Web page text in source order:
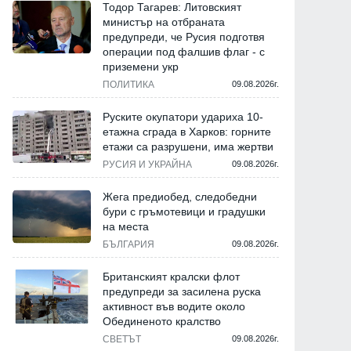
Тодор Тагарев: Литовският
министър на отбраната
предупреди, че Русия подготвя
операции под фалшив флаг - с
приземени укр
ПОЛИТИКА 09.08.2026г.
Руските окупатори удариха 10-
етажна сграда в Харков: горните
етажи са разрушени, има жертви
РУСИЯ И УКРАЙНА 09.08.2026г.
Жега предиобед, следобедни
бури с гръмотевици и градушки
на места
БЪЛГАРИЯ 09.08.2026г.
Британският кралски флот
предупреди за засилена руска
активност във водите около
Обединеното кралство
СВЕТЪТ 09.08.2026г.